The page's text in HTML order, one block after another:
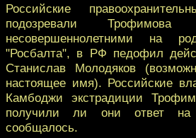
Российские
подозревали
несовершеннолетними на
"Росбалта", в РФ педофил
Станислав Молодяков
настоящее имя). Российские
Камбоджи экстрадиции
получили ли они ответ
сообщалось.